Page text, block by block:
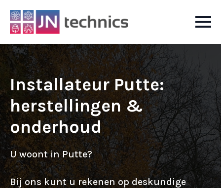
Installateur Putte:
herstellingen &
onderhoud
U woont in Putte?
Bij ons kunt u rekenen op deskundige